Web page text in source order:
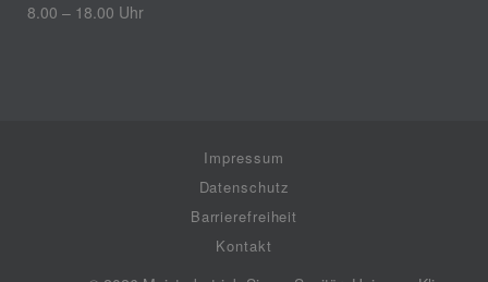
8.00 – 18.00 Uhr
Impressum
Datenschutz
Barrierefreiheit
Kontakt